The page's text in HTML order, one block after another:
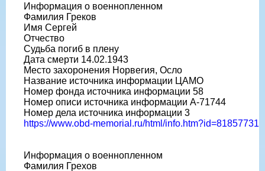
Информация о военнопленном
Фамилия Греков
Имя Сергей
Отчество
Судьба погиб в плену
Дата смерти 14.02.1943
Место захоронения Норвегия, Осло
Название источника информации ЦАМО
Номер фонда источника информации 58
Номер описи источника информации A-71744
Номер дела источника информации 3
https://www.obd-memorial.ru/html/info.htm?id=81857731
Информация о военнопленном
Фамилия Грехов